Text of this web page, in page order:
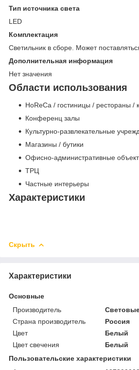
Тип источника света
LED
Комплектация
Светильник в сборе. Может
Дополнительная информация
Нет значения
Области использования
HoReCa / гостиницы / рестораны /
Конференц залы
Культурно-развлекательные
Магазины / бутики
Офисно-административные
ТРЦ
Частные интерьеры
Характеристики
Скрыть
Характеристики
Основные
Производитель
Страна производитель
Россия
Цвет
Белый
Цвет свечения
Белый
Пользовательские характеристики